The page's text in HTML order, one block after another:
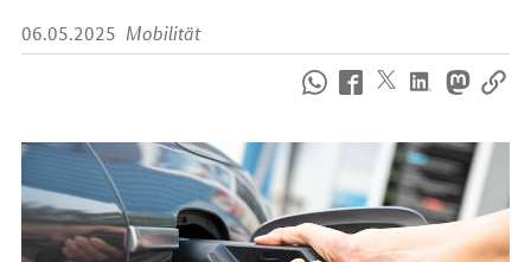
06.05.2025 Mobilität
uns
Internet